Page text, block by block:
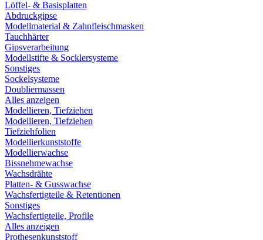
Löffel- & Basisplatten
Abdruckgipse
Modellmaterial & Zahnfleischmasken
Tauchhärter
Gipsverarbeitung
Modellstifte & Socklersysteme
Sonstiges
Sockelsysteme
Doubliermassen
Alles anzeigen
Modellieren, Tiefziehen
Modellieren, Tiefziehen
Tiefziehfolien
Modellierkunststoffe
Modellierwachse
Bissnehmewachse
Wachsdrähte
Platten- & Gusswachse
Wachsfertigteile & Retentionen
Sonstiges
Wachsfertigteile, Profile
Alles anzeigen
Prothesenkunststoff